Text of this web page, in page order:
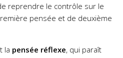
reprendre le contrôle sur le
pensée et de deuxième
la pensée réflexe, qui paraît